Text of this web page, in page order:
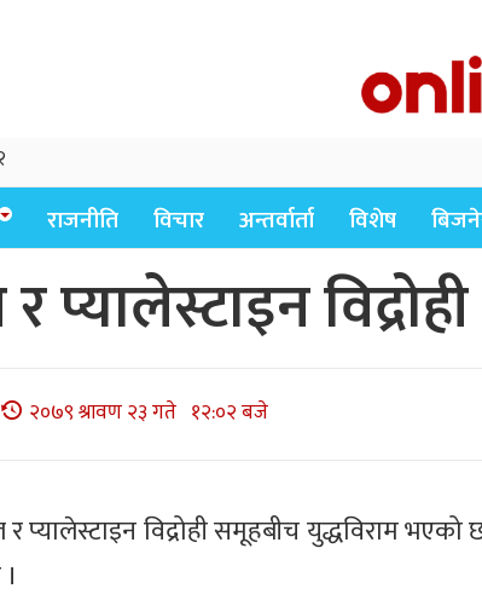
राजनीति विचार अन्तर्वार्ता विशेष
प्यालेस्टाइन
२०७९ श्रावण २३ गते १२:०२ बजे
प्यालेस्टाइन विद्रोही समूहबीच युद्धविराम